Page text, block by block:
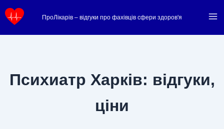
до
ПроЛікарів – відгуки про фахівців сфери здоров'я
Психиатр Харків: відгуки,
ціни